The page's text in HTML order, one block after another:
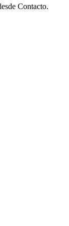
Contacto.